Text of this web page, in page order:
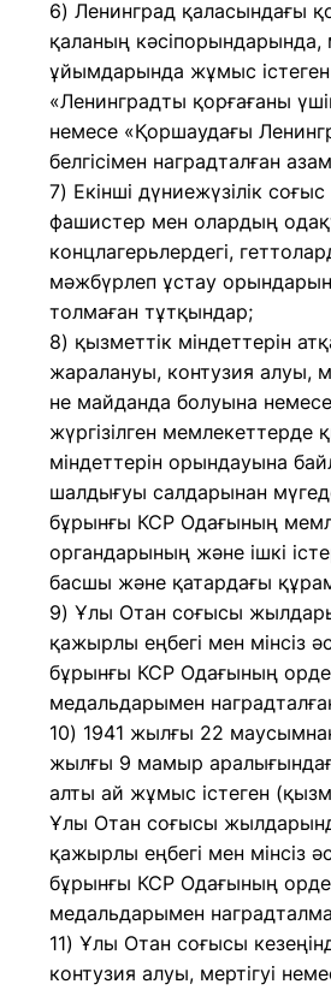
6) Ленинград қаласындағы
қаланың
ұйымдарында жұмыс
«Ленинградты қорғағаны
немесе «Қоршаудағы
белгiсiмен наградталған
7) Екiншi дүниежүзiлiк соғыс
фашистер мен олардың
концлагерьлердегі,
мәжбүрлеп ұстау
толмаған тұтқындар;
8) қызметтік міндеттерін
жаралануы, контузия алуы,
не майданда болуына
жүргізілген мемлекеттерде
міндеттерін орындауына
шалдығуы салдарынан
бұрынғы КСР Одағының
органдарының және ішкі
басшы және қатардағы
9) Ұлы Отан соғысы
қажырлы еңбегі мен мінсіз
бұрынғы КСР Одағының
медальдарымен
10) 1941 жылғы 22
жылғы 9 мамыр
алты ай жұмыс iстеген
Ұлы Отан соғысы
қажырлы еңбегi мен мiнсiз
бұрынғы КСР Одағының
медальдарымен
11) Ұлы Отан соғысы
контузия алуы, мертігуі